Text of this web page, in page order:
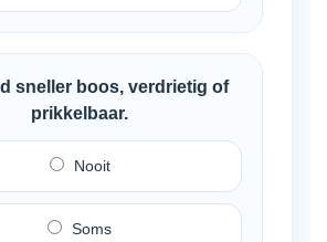
sneller boos, verdrietig of
prikkelbaar.
Nooit
Soms